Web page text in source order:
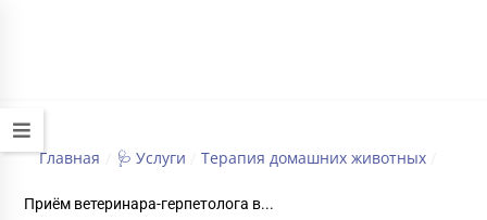
Главная 🩺 Услуги Терапия домашних животных‍
Приём ветеринара-герпетолога в...